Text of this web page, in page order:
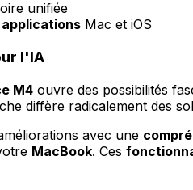
unifiée
applications Mac et iOS
l'IA
M4 ouvre des possibilités
diffère radicalement des
avec une
MacBook. Ces